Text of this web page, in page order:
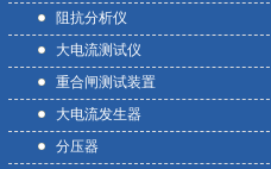
阻抗分析仪
大电流测试仪
重合闸测试装置
大电流发生器
分压器